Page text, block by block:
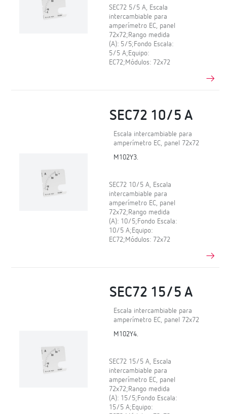
SEC72 5/5 A, Escala
intercambiable para
amperímetro EC, panel
72x72;Rango medida
(A): 5/5;Fondo Escala:
5/5 A;Equipo:
EC72;Módulos: 72x72
SEC72 10/5 A
Escala intercambiable para
amperímetro EC, panel 72x72
M102Y3.
SEC72 10/5 A, Escala
intercambiable para
amperímetro EC, panel
72x72;Rango medida
(A): 10/5;Fondo Escala:
10/5 A;Equipo:
EC72;Módulos: 72x72
SEC72 15/5 A
Escala intercambiable para
amperímetro EC, panel 72x72
M102Y4.
SEC72 15/5 A, Escala
intercambiable para
amperímetro EC, panel
72x72;Rango medida
(A): 15/5;Fondo Escala:
15/5 A;Equipo: